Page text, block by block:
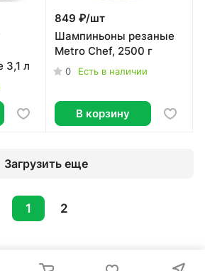
3,1 л
849 ₽/шт
Шампиньоны резаные
Metro Chef, 2500 г
0 Есть в наличии
В корзину
Загрузить еще
1 2